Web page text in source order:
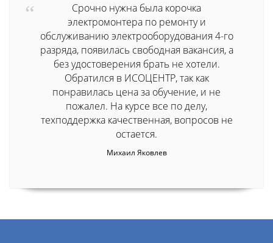
Срочно нужна была корочка
электромонтера по ремонту и
обслуживанию электрооборудования 4-го
разряда, появилась свободная вакансия, а
без удостоверения брать не хотели.
Обратился в ИСОЦЕНТР, так как
понравилась цена за обучение, и не
пожалел. На курсе все по делу,
техподдержка качественная, вопросов не
остается.
Михаил Яковлев